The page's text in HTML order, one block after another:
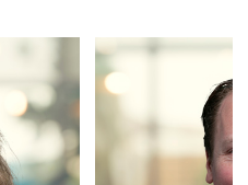
s
r
(
(Neem
contact
met